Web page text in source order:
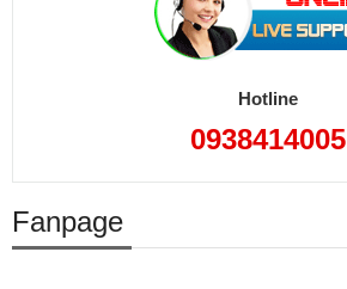
Hotline
0938414005
Fanpage